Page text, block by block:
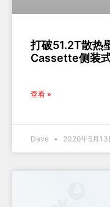
打破51.2T散热
Cassette侧装
查看 »
Dave 2026年5月13